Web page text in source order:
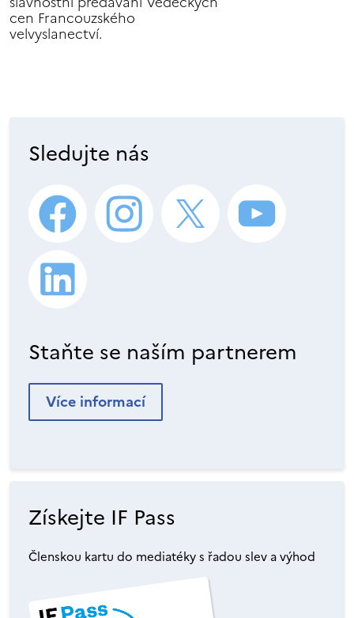
cen Francouzského
velvyslanectví.
Sledujte nás
Staňte se naším partnerem
Více informací
Získejte IF Pass
Členskou kartu do mediatéky s řadou slev a výhod